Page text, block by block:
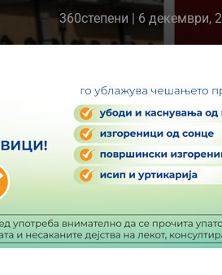
360степени | 6 декември,